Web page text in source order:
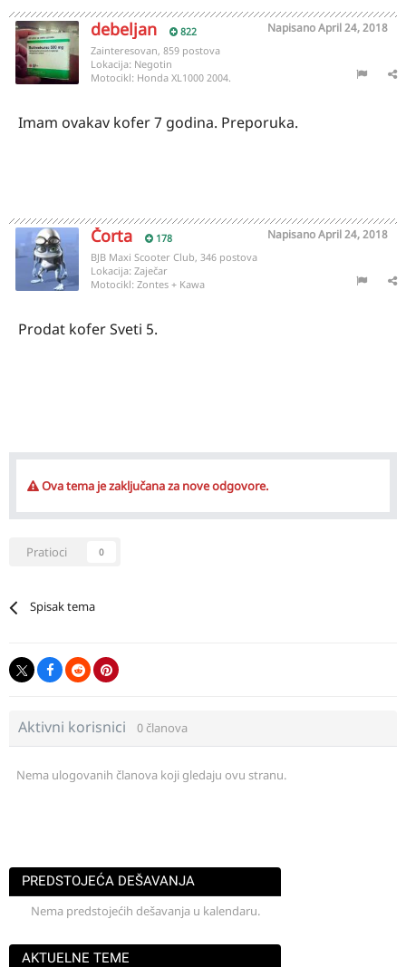
debeljan 822 NapisanoApril 24, 2018
Zainteresovan, 859 postova
Lokacija: Negotin
Motocikl: Honda XL1000 2004.
Imam ovakav kofer 7 godina. Preporuka.
Čorta 178 NapisanoApril 24, 2018
BJB Maxi Scooter Club, 346 postova
Lokacija: Zaječar
Motocikl: Zontes + Kawa
Prodat kofer Sveti 5.
Ova tema je zaključana za nove odgovore.
Pratioci 0
Spisak tema
Aktivni korisnici 0 članova
Nema ulogovanih članova koji gledaju ovu stranu.
PREDSTOJEĆA DEŠAVANJA
Nema predstojećih dešavanja u kalendaru.
AKTUELNE TEME